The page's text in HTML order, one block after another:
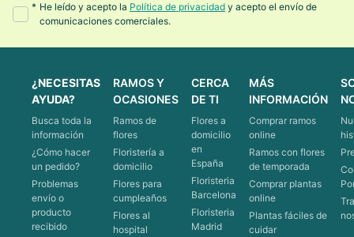
* He leído y acepto la Política de privacidad y acepto el envío de
comunicaciones comerciales.
¿NECESITAS
AYUDA?
Busca toda la
información
¿Cómo hacer
un pedido?
Problemas
envío o
producto
recibido
RAMOS Y
OCASIONES
Ramos de
flores
Floristería a
domicilio
Flores para
cumpleaños
Flores al
hospital
CERCA
DE TI
Flores a
domicilio
en
España
Floristeria
Barcelona
Floristeria
Madrid
MÁS
INFORMACIÓN
Comprar ramos
online
Ramos con flores
de temporada
Comprar plantas
online
Plantas fáciles de
cuidar